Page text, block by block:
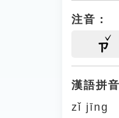
注音：
ㄗ
漢語拼音
zǐ jīng